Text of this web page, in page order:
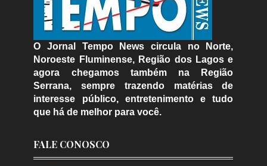
O Jornal Tempo News circula no Norte,
Noroeste Fluminense, Região dos Lagos e
agora chegamos também na Região
Serrana, sempre trazendo matérias de
interesse público, entretenimento e tudo
que há de melhor para você.
FALE CONOSCO